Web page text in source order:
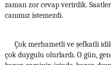
zaman zor cevap verirdik.
canımız istemezdi.
Çok merhametli ve şefkatli
çok duygulu olurlardı. O gün,